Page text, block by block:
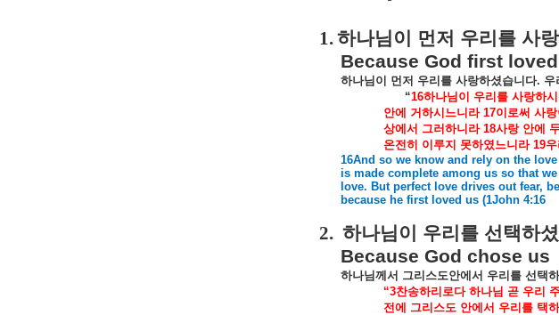
1.하나님이 먼저 우리를 사
Because God first
하나님이 먼저 우리를 사랑하셨습니다. 우
“16하나님이 우리를 사랑하
안에 거하시느니라17이로써 사랑
상에서 그러하니라18사랑 안에
온전히 이루지 못하였느니라19
16And so we know and rely on the
is made complete among us so that
love. But perfect love drives out fear,
because he first loved us (1John 4:16
2. 하나님이 우리를 선택하셨
Because God chose us
하나님께서 그리스도안에서 우리를 선택
“3찬송하리로다 하나님 곧 우리
전에 그리스도 안에서 우리를 택